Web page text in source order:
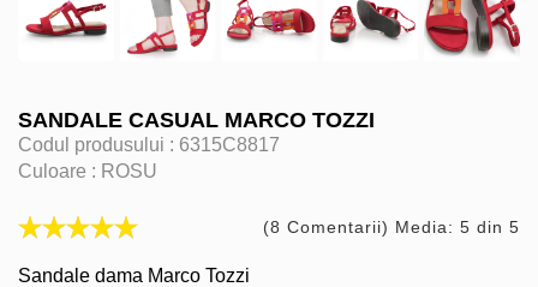
SANDALE CASUAL MARCO TOZZI
Codul produsului : 6315C8817
Culoare : ROSU
(8 Comentarii) Media: 5 din 5
Sandale dama Marco Tozzi